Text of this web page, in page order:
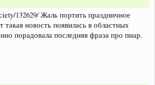
132629/ Жаль портить праздничное
такая новость появилась в областных
порадовала последняя фраза про пиар.